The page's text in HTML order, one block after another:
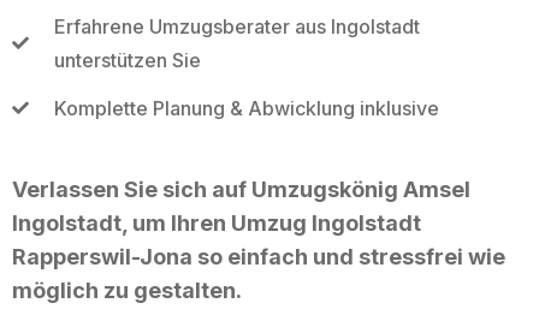
Erfahrene Umzugsberater aus Ingolstadt
unterstützen Sie
Komplette Planung & Abwicklung inklusive
Verlassen Sie sich auf Umzugskönig Amsel
Ingolstadt, um Ihren Umzug Ingolstadt
Rapperswil-Jona so einfach und stressfrei wie
möglich zu gestalten.